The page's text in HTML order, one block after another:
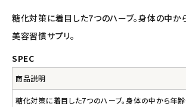
ナチュラプラス
アルマウィン
アルモニベルツ
糖化対策に着目した7つのハーブ。身体の中か
美容習慣サプリ。
SPEC
商品説明
糖化対策に着目した7つのハーブ。身体の中から年